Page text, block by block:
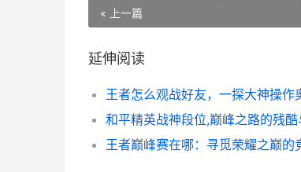
« 上一篇
延伸阅读
王者怎么观战好友，一探大神操作
王者巅峰赛在哪：寻觅荣耀之巅的